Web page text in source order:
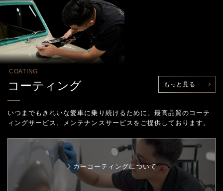
COATING
コーティング もっと見る
いつまでもきれいな愛車に乗り続けるために、最高品質のコーテ
ィングサービス、
メンテナンスサービスをご提供しております。
カーコーティングについて